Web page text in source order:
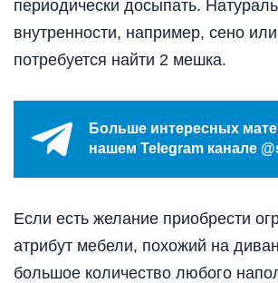
периодически досыпать.
внутренности, например, сено
потребуется найти 2 мешка.
Больше интересных
нашем Telegram канале
Если есть желание приобрести
атрибут мебели, похожий на
большое количество любого